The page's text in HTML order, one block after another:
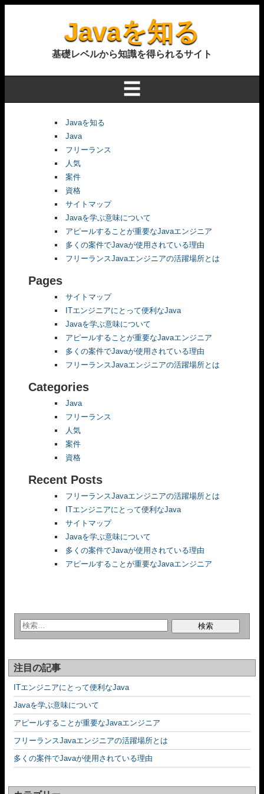
Javaを知る
基礎レベルから知識を得られるサイト
☰
Javaを知る
Java
フリーランス
人気
案件
資格
サイトマップ
Javaを学ぶ意味について
アピールすることが重要なJavaエンジニア
多くの案件でJavaが使用されている理由
フリーランスJavaエンジニアの活躍場所とは
Pages
サイトマップ
ITエンジニアにとって便利なJava
Javaを学ぶ意味について
アピールすることが重要なJavaエンジニア
多くの案件でJavaが使用されている理由
フリーランスJavaエンジニアの活躍場所とは
Categories
Java
フリーランス
人気
案件
資格
Recent Posts
フリーランスJavaエンジニアの活躍場所とは
ITエンジニアにとって便利なJava
サイトマップ
Javaを学ぶ意味について
多くの案件でJavaが使用されている理由
アピールすることが重要なJavaエンジニア
注目の記事
ITエンジニアにとって便利なJava
Javaを学ぶ意味について
アピールすることが重要なJavaエンジニア
フリーランスJavaエンジニアの活躍場所とは
多くの案件でJavaが使用されている理由